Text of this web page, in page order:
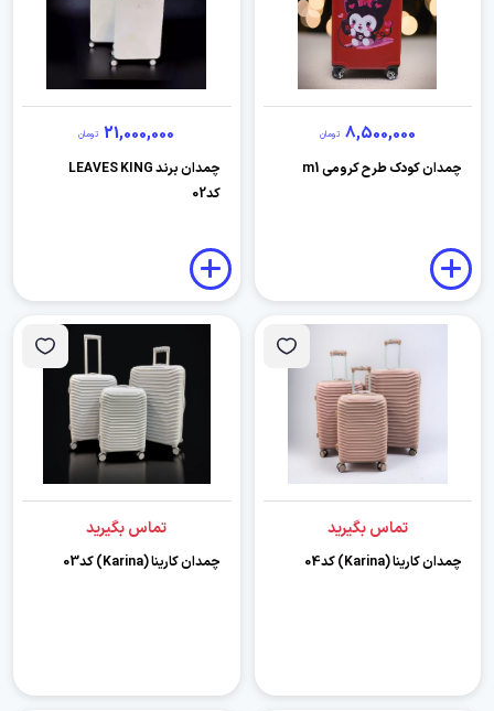
8,500,000 تومان
چمدان کودک طرح کرومی m1
21,000,000 تومان
چمدان برند LEAVES KING
کد02
تماس بگیرید
چمدان کارینا (Karina) کد04
تماس بگیرید
چمدان کارینا (Karina) کد03